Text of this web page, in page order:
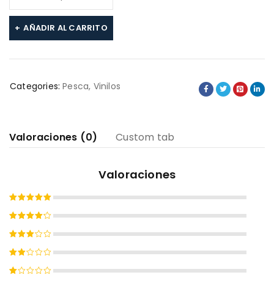
AÑADIR AL CARRITO
Categories: Pesca, Vinilos
Valoraciones (0) Custom tab
Valoraciones
Valorado
5
Valorado
de 5
Valorado
3de
Valorado